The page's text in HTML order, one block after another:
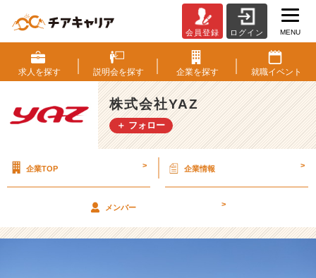
き
な
も
の
で
リ
シ
式
会員登録 ログイン MENU
求人を探す 説明会を探す 企業を探す 就職イベント
株式会社YAZ
＋ フォロー
企業TOP > 企業情報 >
メンバー >